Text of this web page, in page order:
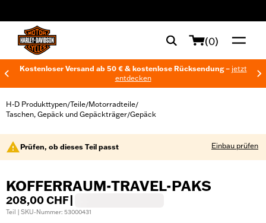
(0)
Kostenloser Versand ab 50 € & kostenlose Rücksendung – jetzt
entdecken
H-D Produkttypen/Teile/Motorradteile/
Taschen, Gepäck und Gepäckträger/Gepäck
Prüfen, ob dieses Teil passt Einbau prüfen
KOFFERRAUM-TRAVEL-PAKS
208,00 CHF
Teil | SKU-Nummer: 53000431